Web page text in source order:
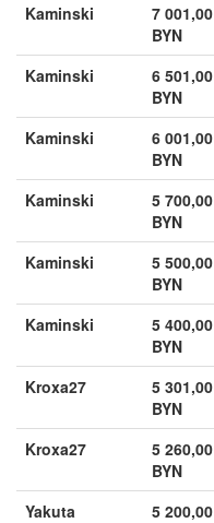
Kaminski
7 001,00
BYN
Kaminski
6 501,00
BYN
Kaminski
6 001,00
BYN
Kaminski
5 700,00
BYN
Kaminski
5 500,00
BYN
Kaminski
5 400,00
BYN
Kroxa27
5 301,00
BYN
Kroxa27
5 260,00
BYN
Yakuta
5 200,00